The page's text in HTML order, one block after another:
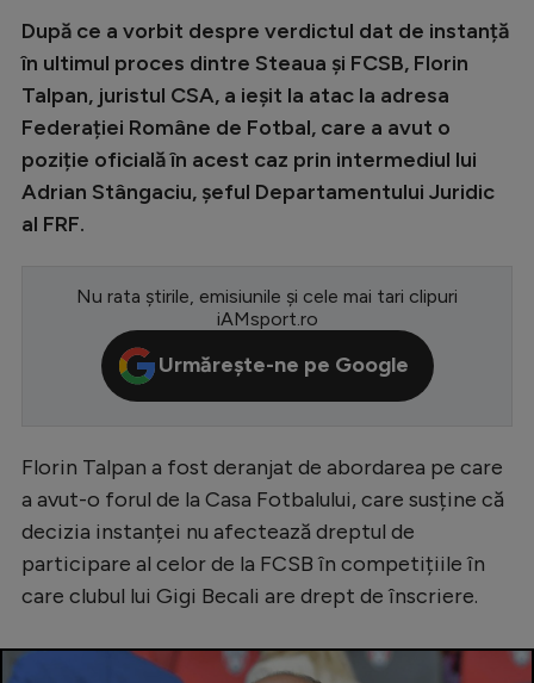
Champions League
Europa League
Conference League
Serie A
Bundesliga
Campionate
Starurile fotbalului
Clasamente
După ce a vorbit despre verdictul dat de instanță
în ultimul proces dintre Steaua și FCSB, Florin
Talpan, juristul CSA, a ieșit la atac la adresa
Federației Române de Fotbal, care a avut o
poziție oficială în acest caz prin intermediul lui
Adrian Stângaciu, șeful Departamentului Juridic
al FRF.
Nu rata știrile, emisiunile și cele mai tari clipuri
iAMsport.ro
Urmărește-ne pe Google
Florin Talpan a fost deranjat de abordarea pe care
a avut-o forul de la Casa Fotbalului, care susține că
decizia instanței nu afectează dreptul de
participare al celor de la FCSB în competițiile în
care clubul lui Gigi Becali are drept de înscriere.